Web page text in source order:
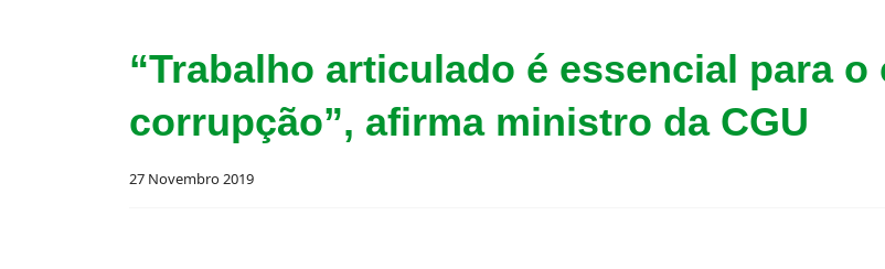
“Trabalho articulado é essencial para o
corrupção”, afirma ministro da CGU
27 Novembro 2019